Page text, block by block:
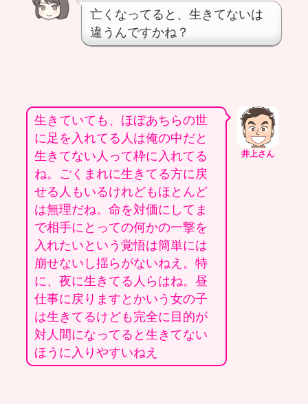
亡くなってると、生きてないは
違うんですかね？
井上さん
生きていても、ほぼあちらの世
に足を入れてる人は俺の中だと
生きてない人って枠に入れてる
ね。ごくまれに生きてる方に戻
せる人もいるけれどもほとんど
は無理だね。命を対価にしてま
で相手にとっての何かの一撃を
入れたいという覚悟は簡単には
崩せないし揺らがないねえ。特
に、夜に生きてる人らはね。昼
仕事に戻りますとかいう女の子
は生きてるけども完全に目的が
対人間になってると生きてない
ほうに入りやすいねえ